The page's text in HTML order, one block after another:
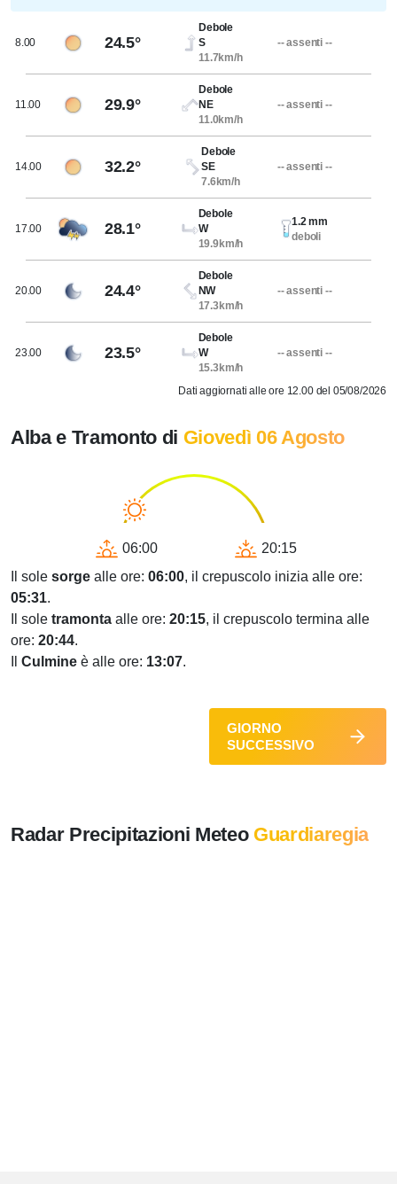
8.00 24.5°
Debole
S
11.7km/h
-- assenti --
11.00 29.9°
Debole
NE
11.0km/h
-- assenti --
14.00 32.2°
Debole
SE
7.6km/h
-- assenti --
17.00 28.1°
Debole
W
19.9km/h
1.2 mm
deboli
20.00 24.4°
Debole
NW
17.3km/h
-- assenti --
23.00 23.5°
Debole
W
15.3km/h
-- assenti --
Dati aggiornati alle ore 12.00 del 05/08/2026
Alba e Tramonto di Giovedì 06 Agosto
06:00
20:15
Il sole sorge alle ore: 06:00, il crepuscolo inizia alle ore:
05:31.
Il sole tramonta alle ore: 20:15, il crepuscolo termina alle
ore: 20:44.
Culmine è alle ore: 13:07.
GIORNO
SUCCESSIVO
Radar Precipitazioni Meteo Guardiaregia